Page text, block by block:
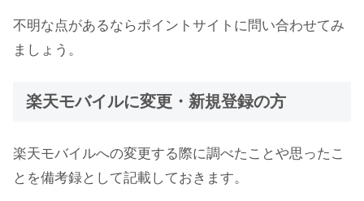
不明な点があるならポイントサイトに問い合わせてみ
ましょう。
楽天モバイルに変更・新規登録の方
楽天モバイルへの変更する際に調べたことや思ったこ
とを備考録として記載しておきます。